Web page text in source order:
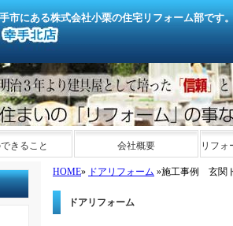
市にある株式会社小栗の住宅リフォーム部です
きること 会社概要 リフォ
HOME» ドアリフォーム »施工事例 玄関
ドアリフォーム